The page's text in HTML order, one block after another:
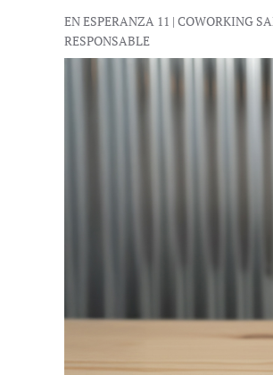
EN ESPERANZA 11 | COWORKING
RESPONSABLE